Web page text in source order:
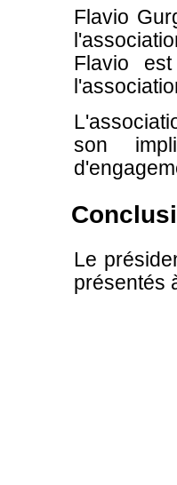
Flavio
Flavio
son
Le
présentés